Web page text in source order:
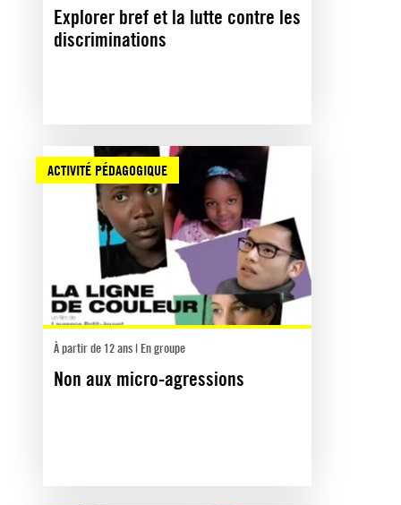
Explorer bref et la lutte contre les
discriminations
ACTIVITÉ PÉDAGOGIQUE
À partir de 12 ans | En groupe
Non aux micro-agressions